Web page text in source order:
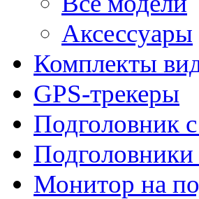
Аксессуары
Комплекты
GPS-трекеры
Подголовник
Монитор на